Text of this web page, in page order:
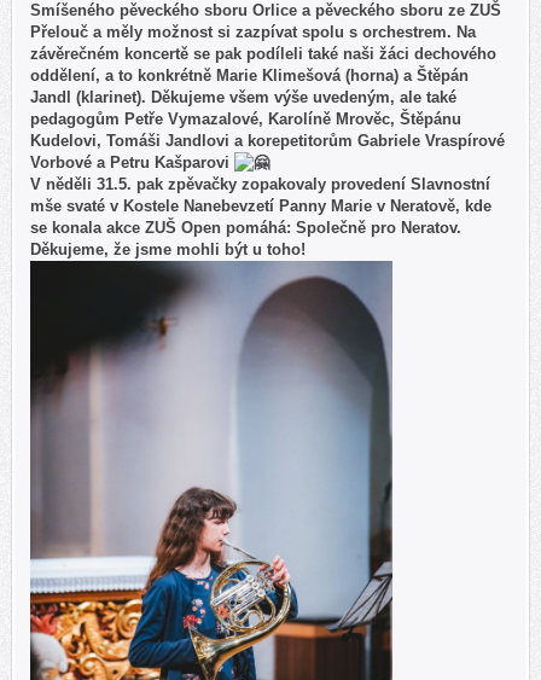
Smíšeného pěveckého sboru Orlice a pěveckého sboru ze ZUŠ
Přelouč a měly možnost si zazpívat spolu s orchestrem. Na
závěrečném koncertě se pak podíleli také naši žáci dechového
oddělení, a to konkrétně Marie Klimešová (horna) a Štěpán
Jandl (klarinet). Děkujeme všem výše uvedeným, ale také
pedagogům Petře Vymazalové, Karolíně Mrověc, Štěpánu
Kudelovi, Tomáši Jandlovi a korepetitorům Gabriele Vraspírové
Vorbové a Petru Kašparovi
V něděli 31.5. pak zpěvačky zopakovaly provedení Slavnostní
mše svaté v Kostele Nanebevzetí Panny Marie v Neratově, kde
se konala akce ZUŠ Open pomáhá: Společně pro Neratov.
Děkujeme, že jsme mohli být u toho!